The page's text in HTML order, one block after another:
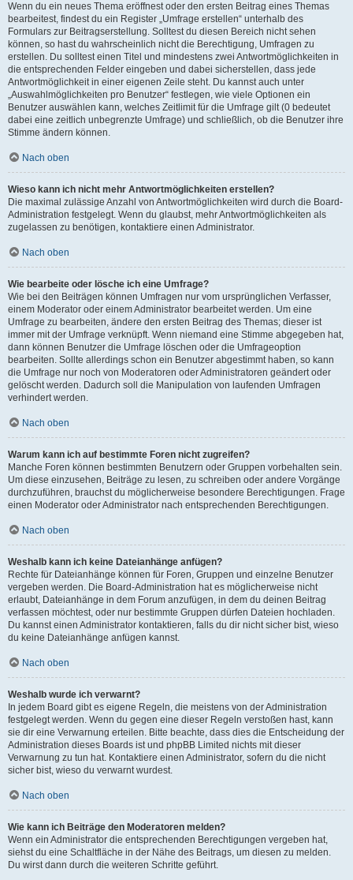
Wenn du ein neues Thema eröffnest oder den ersten Beitrag eines Themas
bearbeitest, findest du ein Register „Umfrage erstellen“ unterhalb des
Formulars zur Beitragserstellung. Solltest du diesen Bereich nicht sehen
können, so hast du wahrscheinlich nicht die Berechtigung, Umfragen zu
erstellen. Du solltest einen Titel und mindestens zwei Antwortmöglichkeiten in
die entsprechenden Felder eingeben und dabei sicherstellen, dass jede
Antwortmöglichkeit in einer eigenen Zeile steht. Du kannst auch unter
„Auswahlmöglichkeiten pro Benutzer“ festlegen, wie viele Optionen ein
Benutzer auswählen kann, welches Zeitlimit für die Umfrage gilt (0 bedeutet
dabei eine zeitlich unbegrenzte Umfrage) und schließlich, ob die Benutzer ihre
Stimme ändern können.
Nach oben
Wieso kann ich nicht mehr Antwortmöglichkeiten erstellen?
Die maximal zulässige Anzahl von Antwortmöglichkeiten wird durch die Board-
Administration festgelegt. Wenn du glaubst, mehr Antwortmöglichkeiten als
zugelassen zu benötigen, kontaktiere einen Administrator.
Nach oben
Wie bearbeite oder lösche ich eine Umfrage?
Wie bei den Beiträgen können Umfragen nur vom ursprünglichen Verfasser,
einem Moderator oder einem Administrator bearbeitet werden. Um eine
Umfrage zu bearbeiten, ändere den ersten Beitrag des Themas; dieser ist
immer mit der Umfrage verknüpft. Wenn niemand eine Stimme abgegeben hat,
dann können Benutzer die Umfrage löschen oder die Umfrageoption
bearbeiten. Sollte allerdings schon ein Benutzer abgestimmt haben, so kann
die Umfrage nur noch von Moderatoren oder Administratoren geändert oder
gelöscht werden. Dadurch soll die Manipulation von laufenden Umfragen
verhindert werden.
Nach oben
Warum kann ich auf bestimmte Foren nicht zugreifen?
Manche Foren können bestimmten Benutzern oder Gruppen vorbehalten sein.
Um diese einzusehen, Beiträge zu lesen, zu schreiben oder andere Vorgänge
durchzuführen, brauchst du möglicherweise besondere Berechtigungen. Frage
einen Moderator oder Administrator nach entsprechenden Berechtigungen.
Nach oben
Weshalb kann ich keine Dateianhänge anfügen?
Rechte für Dateianhänge können für Foren, Gruppen und einzelne Benutzer
vergeben werden. Die Board-Administration hat es möglicherweise nicht
erlaubt, Dateianhänge in dem Forum anzufügen, in dem du deinen Beitrag
verfassen möchtest, oder nur bestimmte Gruppen dürfen Dateien hochladen.
Du kannst einen Administrator kontaktieren, falls du dir nicht sicher bist, wieso
du keine Dateianhänge anfügen kannst.
Nach oben
Weshalb wurde ich verwarnt?
In jedem Board gibt es eigene Regeln, die meistens von der Administration
festgelegt werden. Wenn du gegen eine dieser Regeln verstoßen hast, kann
sie dir eine Verwarnung erteilen. Bitte beachte, dass dies die Entscheidung der
Administration dieses Boards ist und phpBB Limited nichts mit dieser
Verwarnung zu tun hat. Kontaktiere einen Administrator, sofern du die nicht
sicher bist, wieso du verwarnt wurdest.
Nach oben
Wie kann ich Beiträge den Moderatoren melden?
Wenn ein Administrator die entsprechenden Berechtigungen vergeben hat,
siehst du eine Schaltfläche in der Nähe des Beitrags, um diesen zu melden.
Du wirst dann durch die weiteren Schritte geführt.